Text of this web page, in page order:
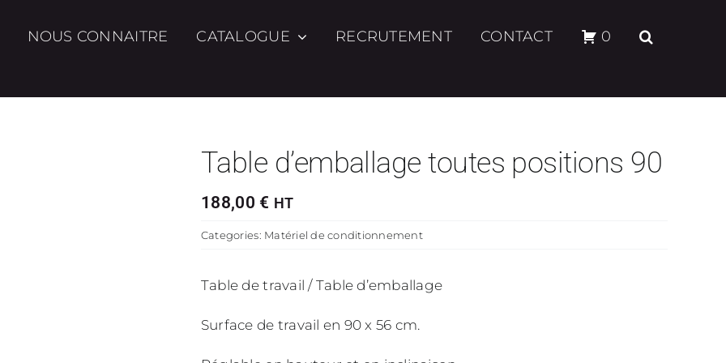
NOUS CONNAITRE CATALOGUE RECRUTEMENT CONTACT 0
Table d’emballage toutes positions 90
188,00 € HT
Categories: Matériel de conditionnement
Table de travail / Table d’emballage
Surface de travail en 90 x 56 cm.